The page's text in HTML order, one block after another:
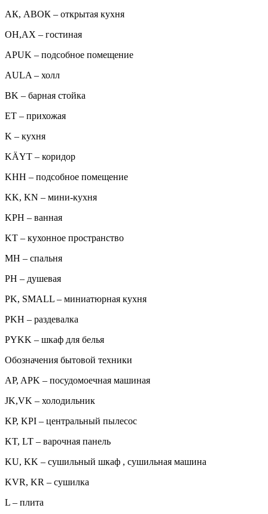
АК, АВОК – открытая кухня
ОН,AX – гостиная
APUK – подсобное помещение
AULA – холл
BK – барная стойка
ET – прихожая
K – кухня
KÄYT – коридор
KHH – подсобное помещение
KK, KN – мини-кухня
KPH – ванная
KT – кухонное пространство
MH – спальня
PH – душевая
PK, SMALL – миниатюрная кухня
PKH – раздевалка
PYKK – шкаф для белья
Обозначения бытовой техники
AP, APK – посудомоечная машиная
JK,VK – холодильник
KP, KPI – центральный пылесос
KT, LT – варочная панель
KU, KK – сушильный шкаф , сушильная машина
KVR, KR – сушилка
L – плита